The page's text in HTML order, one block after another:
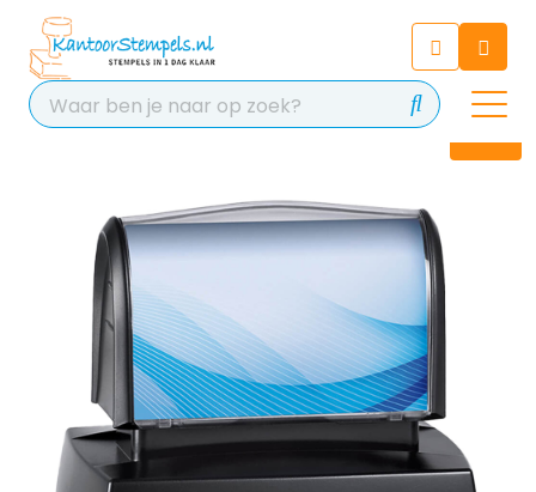
Chat 24/7 met onze chatbot
voor hulp
Contact